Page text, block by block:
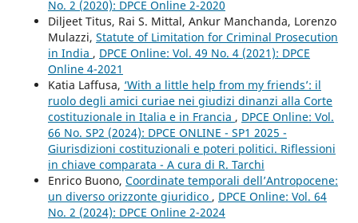
No. 2 (2020): DPCE Online 2-2020
Diljeet Titus, Rai S. Mittal, Ankur Manchanda, Lorenzo
Mulazzi, Statute of Limitation for Criminal Prosecution
in India , DPCE Online: Vol. 49 No. 4 (2021): DPCE
Online 4-2021
Katia Laffusa, ‘With a little help from my friends’: il
ruolo degli amici curiae nei giudizi dinanzi alla Corte
costituzionale in Italia e in Francia , DPCE Online: Vol.
66 No. SP2 (2024): DPCE ONLINE - SP1 2025 -
Giurisdizioni costituzionali e poteri politici. Riflessioni
in chiave comparata - A cura di R. Tarchi
Enrico Buono, Coordinate temporali dell’Antropocene:
un diverso orizzonte giuridico , DPCE Online: Vol. 64
No. 2 (2024): DPCE Online 2-2024